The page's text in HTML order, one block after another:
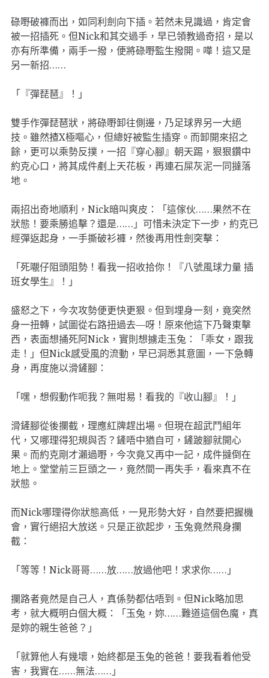
碌嘢破褲而出，如同利劍向下插。若然未見識過，肯定會
被一招插死。但Nick和其交過手，早已領教過奇招，是以
亦有所準備，兩手一撥，便將碌嘢監生撥開。嘩！這又是
另一新招……
「『彈琵琶』！」
雙手作彈琵琶狀，將碌嘢卸往側邊，乃足球界另一大絕
技。雖然揸X極嘔心，但總好被監生插穿。而卸開來招之
餘，更可以乘勢反撲，一招『穿心腳』朝天踢，狠狠鑽中
約克心口，將其成件剷上天花板，再連石屎灰泥一同撻落
地。
兩招出奇地順利，Nick暗叫爽皮：「這傢伙……果然不在
狀態！要乘勝追擊？還是……」可惜未決定下一步，約克已
經彈返起身，一手撕破衫褲，然後再用性劍突擊：
「死𡃁仔阻頭阻勢！看我一招收拾你！『八號風球力量 插
班女學生』！」
盛怒之下，今次攻勢便更快更狠。但到埋身一刻，竟突然
身一扭轉，試圖從右路扭過去—呀！原來他這下乃聲東擊
西，表面想捅死阿Nick，實則想擄走玉兔：「乖女，跟我
走！」但Nick感受風的流動，早已洞悉其意圖，一下急轉
身，再度施以滑鏟腳：
「嘿，想假動作呃我？無咁易！看我的『收山腳』！」
滑鏟腳從後攔截，理應紅牌趕出場。但現在超武鬥組年
代，又哪理得犯規與否？鏟唔中猶自可，鏟跛腳就開心
果。而約克剛才瀨過嘢，今次竟又再中一記，成件撻倒在
地上。堂堂前三巨頭之一，竟然間一再失手，看來真不在
狀態。
而Nick哪理得你狀態高低，一見形勢大好，自然要把握機
會，實行絕招大放送。只是正欲起步，玉兔竟然飛身攔
截：
「等等！Nick哥哥……放……放過他吧！求求你……」
攔路者竟然是自己人，真係勢都估唔到。但Nick略加思
考，就大概明白個大概：「玉兔，妳……難道這個色魔，真
是妳的親生爸爸？」
「就算他人有幾壞，始終都是玉兔的爸爸！要我看着他受
害，我實在……無法……」